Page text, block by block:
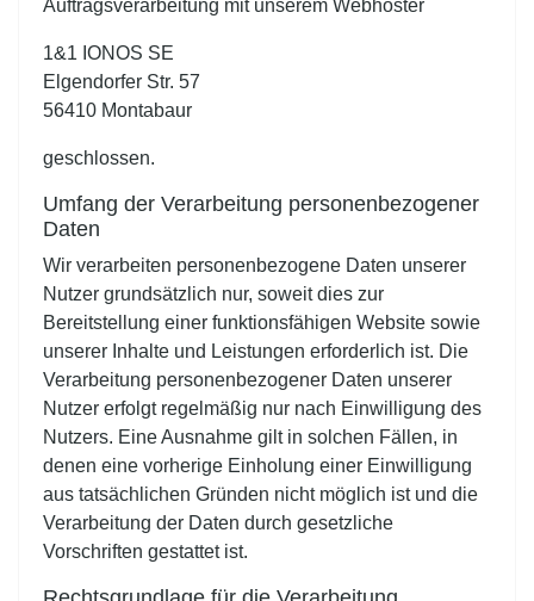
Auftragsverarbeitung mit unserem Webhoster
1&1 IONOS SE
Elgendorfer Str. 57
56410 Montabaur
geschlossen.
Umfang der Verarbeitung personenbezogener
Daten
Wir verarbeiten personenbezogene Daten unserer
Nutzer grundsätzlich nur, soweit dies zur
Bereitstellung einer funktionsfähigen Website sowie
unserer Inhalte und Leistungen erforderlich ist. Die
Verarbeitung personenbezogener Daten unserer
Nutzer erfolgt regelmäßig nur nach Einwilligung des
Nutzers. Eine Ausnahme gilt in solchen Fällen, in
denen eine vorherige Einholung einer Einwilligung
aus tatsächlichen Gründen nicht möglich ist und die
Verarbeitung der Daten durch gesetzliche
Vorschriften gestattet ist.